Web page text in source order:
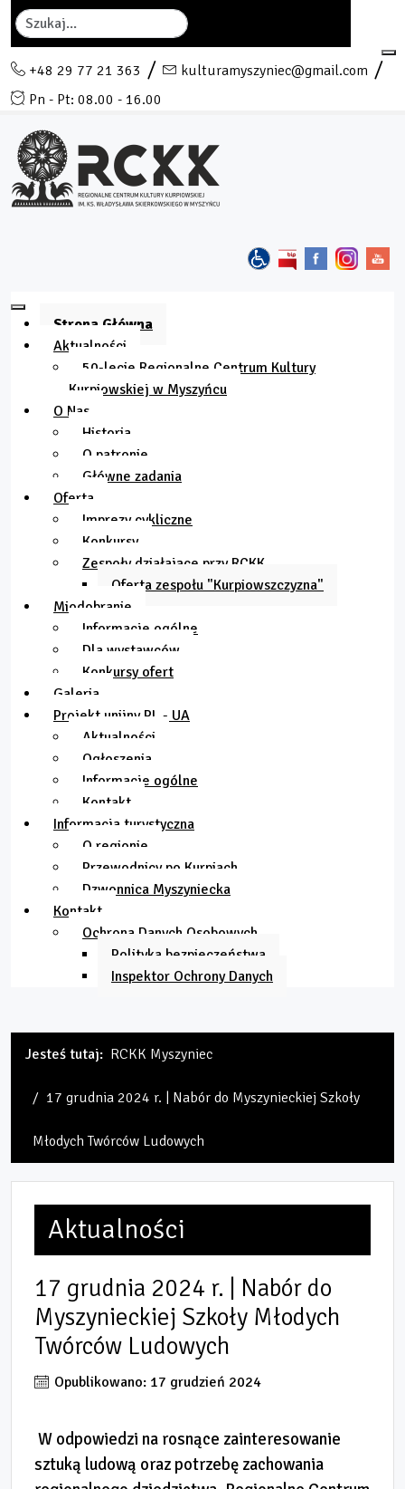
Szukaj
+48 29 77 21 363
kulturamyszyniec@gmail.com
Pn - Pt: 08.00 - 16.00
Strona Główna
Aktualności
50-lecie Regionalne Centrum Kultury
Kurpiowskiej w Myszyńcu
O Nas
Historia
O patronie
Główne zadania
Oferta
Imprezy cykliczne
Konkursy
Zespoły działające przy RCKK
Oferta zespołu "Kurpiowszczyzna"
Miodobranie
Informacje ogólne
Dla wystawców
Konkursy ofert
Galeria
Projekt unijny PL - UA
Aktualności
Ogłoszenia
Informacje ogólne
Kontakt
Informacja turystyczna
O regionie
Przewodnicy po Kurpiach
Dzwonnica Myszyniecka
Kontakt
Ochrona Danych Osobowych
Polityka bezpieczeństwa
Inspektor Ochrony Danych
Jesteś tutaj: RCKK Myszyniec
17 grudnia 2024 r. | Nabór do Myszynieckiej Szkoły
Młodych Twórców Ludowych
Aktualności
17 grudnia 2024 r. | Nabór do
Myszynieckiej Szkoły Młodych
Twórców Ludowych
Opublikowano: 17 grudzień 2024
W odpowiedzi na rosnące zainteresowanie
sztuką ludową oraz potrzebę zachowania